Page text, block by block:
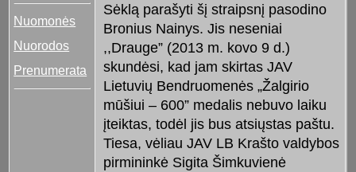
Nuomonės
Nuorodos
Prenumerata
Sėklą parašyti šį straipsnį pasodino
Bronius Nainys. Jis neseniai
,,Drauge” (2013 m. kovo 9 d.)
skundėsi, kad jam skirtas JAV
Lietuvių Bendruomenės „Žalgirio
mūšiui – 600” medalis nebuvo laiku
įteiktas, todėl jis bus atsiųstas paštu.
Tiesa, vėliau JAV LB Krašto valdybos
pirmininkė Sigita Šimkuvienė